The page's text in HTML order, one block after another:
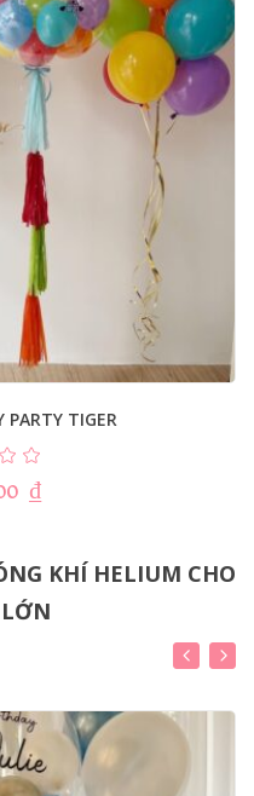
PARTY TIGER
₫
KHÍ HELIUM CHO